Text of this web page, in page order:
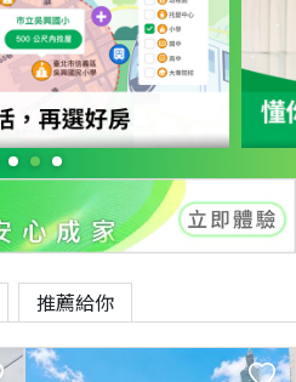
推薦給你